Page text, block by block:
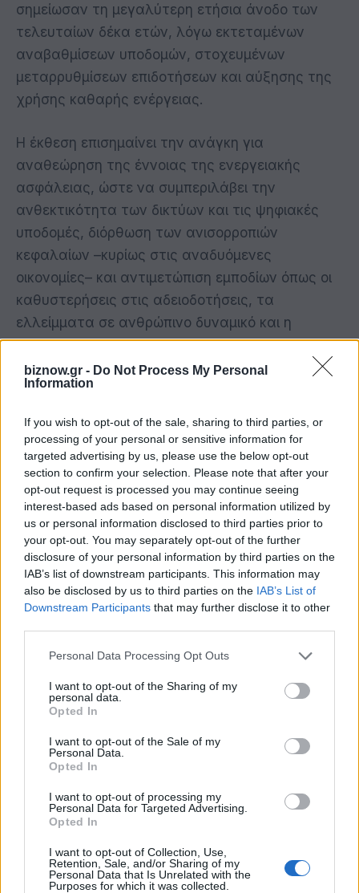
biznow.gr - Do Not Process My Personal
Information
If you wish to opt-out of the sale, sharing to third parties, or
processing of your personal or sensitive information for
targeted advertising by us, please use the below opt-out
section to confirm your selection. Please note that after your
opt-out request is processed you may continue seeing
interest-based ads based on personal information utilized by
us or personal information disclosed to third parties prior to
your opt-out. You may separately opt-out of the further
disclosure of your personal information by third parties on the
IAB’s list of downstream participants. This information may
also be disclosed by us to third parties on the IAB’s List of
Downstream Participants that may further disclose it to other
Personal Data Processing Opt Outs
I want to opt-out of the Sharing of my
personal data.
Opted In
I want to opt-out of the Sale of my
Personal Data.
Opted In
I want to opt-out of processing my
Personal Data for Targeted Advertising.
Opted In
I want to opt-out of Collection, Use,
Retention, Sale, and/or Sharing of my
Personal Data that Is Unrelated with the
Purposes for which it was collected.
σημείωσαν τη μεγαλύτερη ετήσια άνοδο των
τελευταίων δέκα ετών, λόγω εκτεταμένων
αναβαθμίσεων υποδομών, στοχευμένων
μεταρρυθμίσεων επιδοτήσεων και αύξησης της
χρήσης καθαρής ενέργειας.
Η έκθεση επισημαίνει την ανάγκη για
αναθεώρηση της έννοιας της ενεργειακής
ασφάλειας, ώστε να συμπεριλάβει την
ανθεκτικότητα των δικτύων και τις ψηφιακές
υποδομές, διόρθωση των ανισορροπιών
κεφαλαίων –κυρίως στις αναδυόμενες
οικονομίες– και αντιμετώπιση εμποδίων όπως οι
καθυστερήσεις στις αδειοδοτήσεις, τα
ελλείμματα σε ανθρώπινο δυναμικό και η
χωρητικότητα των δικτύων. Για τη διατήρηση
της προόδου και την ενίσχυση της
ανθεκτικότητας, προτείνονται ευέλικτες
μακροπρόθεσμα κεφάλαια, εκσυγχρονισμός
υποδομών, επενδύσεις σε δεξιότητες και
καινοτομία, επέκταση της καθαρής τεχνολογίας
ιδιαίτερα στους δυσπρόσιτους τομείς και
αύξηση των κεφαλαιουχικών ροών στις
αναπτυσσόμενες οικονομίες.
Από το 2021, πάνω από το 80% της αύξησης
της ζήτησης ενέργειας προέρχεται από
αναδυόμενες και αναπτυσσόμενες οικονομίες,
ενώ το 90% των επενδύσεων στην καθαρή
ενέργεια κατευθύνεται σε ανεπτυγμένες
αγορές και την Κίνα, αποκαλύπτοντας το
μελλοντικής ζήτησης. Η Αναδυόμενη Ευρώπη
σημείωσε τη μεγαλύτερη πρόοδο, κυρίως σε
υποδομές και ισότητα, με τη Λετονία να
καταγράφει την υψηλότερη βαθμολογία και τη
άνοδο. Στην Αναδυόμενη Ασία, η Κίνα και η
Μαλαισία πρωταγωνίστησαν στη βελτίωση της